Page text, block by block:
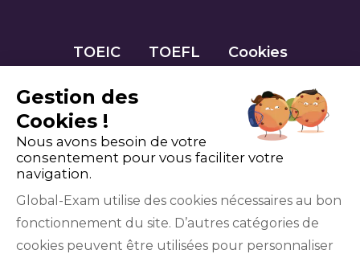
TOEIC TOEFL Cookies
YouTube
Gestion des
Cookies !
Nous avons besoin de votre
consentement pour vous faciliter votre
navigation.
Global-Exam utilise des cookies nécessaires au bon
fonctionnement du site. D’autres catégories de
cookies peuvent être utilisées pour personnaliser